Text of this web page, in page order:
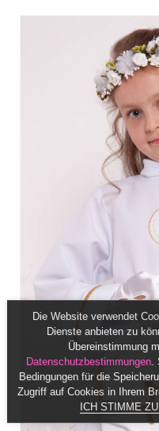
Die Website verwendet
Dienste anbieten zu
Übereinstimmung
Datenschutzbestimmungen.
Bedingungen für die
Zugriff auf Cookies in Ihrem
ICH STIMME ZU